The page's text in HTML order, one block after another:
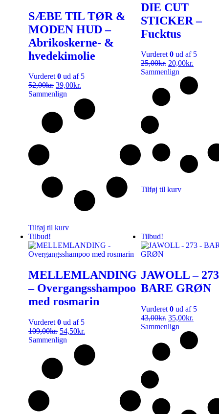
SÆBE TIL TØR &
MODEN HUD –
Abrikoskerne- &
hvedekimolie
Vurderet0 ud af 5
52,00kr. 39,00kr.
Sammenlign
Tilføj til kurv
DIE CUT
STICKER –
Fucktus
Vurderet0 ud af 5
25,00kr. 20,00kr.
Sammenlign
Tilføj til kurv
Tilbud!
MELLEMLANDING
– Overgangsshampoo
med rosmarin
Vurderet 0 ud af 5
109,00kr. 54,50kr.
Sammenlign
Tilbud!
JAWOLL –
BARE GRØN
Vurderet 0 ud af 5
43,00kr. 35,00kr.
Sammenlign